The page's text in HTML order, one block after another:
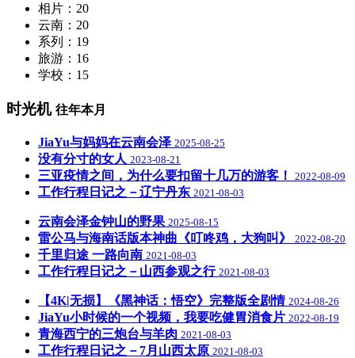
相片：20
云南：20
系列：19
旅游：16
学校：15
时光机 往年本月
JiaYu与妈妈在云南会泽 2025-08-25
没有分寸的女人 2023-08-21
三亚疫情之间，为什么要扣留十几万的游客！ 2022-08-09
工作行程日记之－辽宁丹东 2021-08-03
云南会泽金钟山的野果 2025-08-15
雷公马与海南话版本神曲《叮咚鸡，大狗叫》 2022-08-20
千里归途 一路向南 2021-08-03
工作行程日记之－山西参观之行 2021-08-03
【4K|无损】《黑神话：悟空》完整版全剧情 2024-08-26
JiaYu小时候的一个视频，我要吃健胃消食片 2022-08-19
青海西宁的三炮台与羊肉 2021-08-03
工作行程日记之－7月山西太原 2021-08-03